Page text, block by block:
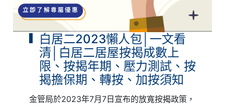
白居二2023懶人包│一文看
清│白居二居屋按揭成數上
限、按揭年期、壓力測試、按
揭擔保期、轉按、加按須知
金管局於2023年7月7日宣布的放寬按揭政策，